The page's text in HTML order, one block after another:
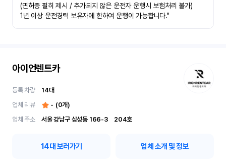
(면허증 필히 제시 / 추가되지 않은 운전자 운행시 보험처리 불가)
1년 이상 운전경력 보유자에 한하여 운행이 가능합니다."
아이언렌트카
등록 차량 14대
업체 리뷰
- (0개)
업체 주소
서울 강남구 삼성동 166-3	204호
14대 보러가기 업체 소개 및 정보